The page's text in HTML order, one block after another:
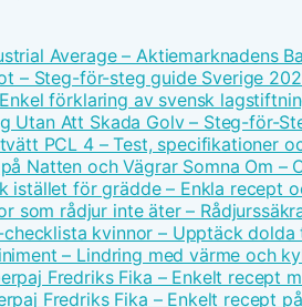
Average – Aktiemarknadens
– Steg-för-steg guide Sverige
förklaring av svensk
Utan Att Skada Golv – Steg-för-
PCL 4 – Test, specifikationer
Natten och Vägrar Somna Om –
istället för grädde – Enkla recept
som rådjur inte äter –
kvinnor – Upptäck
– Lindring med värme och
Fredriks Fika – Enkelt recept
Fredriks Fika – Enkelt recept